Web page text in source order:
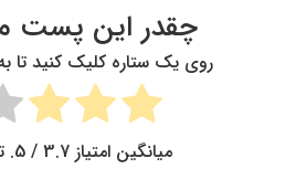
چقدر این پست
روی یک ستاره کلیک کنید تا
میانگین امتیاز3.7 / 5. تعداد آرا: